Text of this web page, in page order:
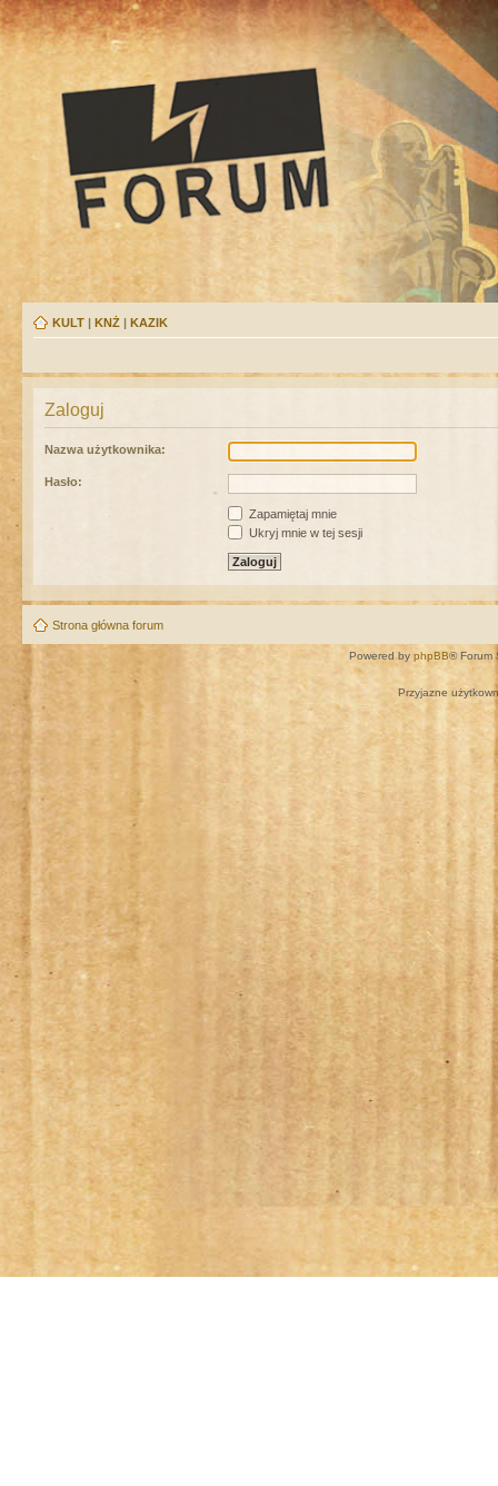
KULT | KNŻ | KAZIK
Zaloguj
Nazwa użytkownika:
Hasło:
Zapamiętaj mnie
Ukryj mnie w tej sesji
Strona główna forum
Powered by phpBB® Forum
Przyjazne